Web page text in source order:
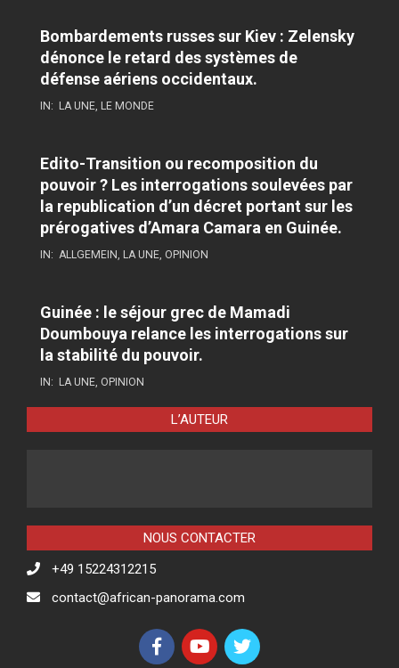
Bombardements russes sur Kiev : Zelensky
dénonce le retard des systèmes de
défense aériens occidentaux.
IN: LA UNE, LE MONDE
Edito-Transition ou recomposition du
pouvoir ? Les interrogations soulevées par
la republication d’un décret portant sur les
prérogatives d’Amara Camara en Guinée.
IN: ALLGEMEIN, LA UNE, OPINION
Guinée : le séjour grec de Mamadi
Doumbouya relance les interrogations sur
la stabilité du pouvoir.
IN: LA UNE, OPINION
L’AUTEUR
NOUS CONTACTER
+49 15224312215
contact@african-panorama.com